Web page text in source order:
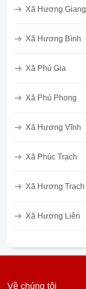
Xã Hương Giang
Xã Hương Bình
Xã Phú Gia
Xã Phú Phong
Xã Hương Vĩnh
Xã Phúc Trạch
Xã Hương Trạch
Xã Hương Liên
Về chúng tôi